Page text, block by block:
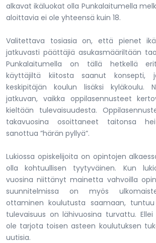
alkavat ikäluokat olla Punkalaitumella
aloittavia ei ole yhteensä kuin 18.
Valitettava tosiasia on, että pienet
jatkuvasti päättäjiä asukasmääriltään
Punkalaitumella on tällä hetkellä
käyttäjiltä kiitosta saanut konsepti,
keskipitäjän koulun lisäksi kyläkoulu.
jatkuvan, vaikka oppilasennusteet
kieltään tulevaisuudesta.
takavuosina osoittaneet taitonsa
sanottua ”härän pyllyä”.
Lukiossa opiskelijoita on opintojen
olla kohtuullisen tyytyväinen. Kun
vuosina niittänyt mainetta vahvoilla
suunnitelmissa on myös
ottaminen koulutusta saamaan,
tulevaisuus on lähivuosina turvattu.
ole tarjota toisen asteen koulutuksen
uutisia.